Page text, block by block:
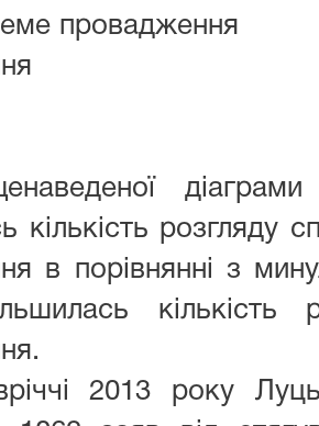
кількість розгляду
в порівнянні з
кількість
2013 року